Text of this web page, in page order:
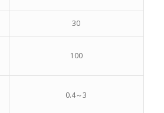
30
100
0.4～3